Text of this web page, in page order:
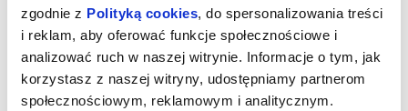
zgodnie z Polityką cookies, do spersonalizowania treści
i reklam, aby oferować funkcje społecznościowe i
analizować ruch w naszej witrynie. Informacje o tym, jak
korzystasz z naszej witryny, udostępniamy partnerom
społecznościowym, reklamowym i analitycznym.